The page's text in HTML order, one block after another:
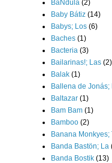
BaNdula (2)
Baby Bátiz (14)
Babys; Los (6)
Baches (1)
Bacteria (3)
Bailarinas!; Las (2)
Balak (1)
Ballena de Jonás;
Baltazar (1)
Bam Bam (1)
Bamboo (2)
Banana Monkyes;
Banda Bastön; La
Banda Bostik (13)